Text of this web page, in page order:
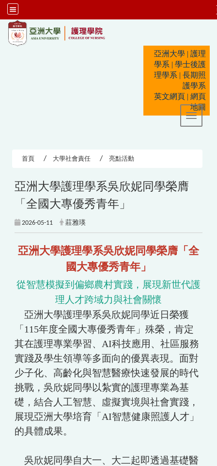
亞洲大學 | 護理
學系 | 學士後護
理學系 | 長期照
護學系
英文網頁 | 網頁
地圖
Toggle
首頁 大學社會責任 亮點活動
亞洲大學護理學系吳欣妮同學榮膺
「全國大專優秀青年」
2026-05-11 莊雅瑛
亞洲大學護理學系吳欣妮同學榮膺「全
國大專優秀青年」
從智慧模擬到偏鄉農村實踐，展現新世代護
理人才跨域力與社會關懷
亞洲大學護理學系吳欣妮同學近日榮獲
「115年度全國大專優秀青年」殊榮，肯定
其在護理專業學習、AI科技應用、社區服務
實踐及學生領導等多面向的優異表現。面對
少子化、高齡化與智慧醫療快速發展的時代
挑戰，吳欣妮同學以紮實的護理專業為基
礎，結合人工智慧、虛擬實境與社會實踐，
展現亞洲大學培育「AI智慧健康照護人才」
的具體成果。
吳欣妮同學自大一、大二起即透過基礎醫